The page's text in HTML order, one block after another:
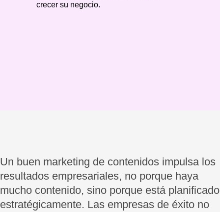
crecer su negocio.
Un buen marketing de contenidos impulsa los
resultados empresariales, no porque haya
mucho contenido, sino porque está planificado
estratégicamente. Las empresas de éxito no